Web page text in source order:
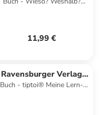
GmbH
11,99 €
Ravensburger Verlag
GmbH
Buch - tiptoi® Meine Lern-